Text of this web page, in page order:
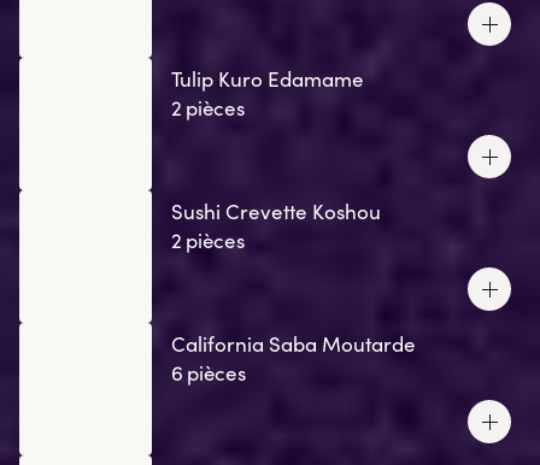
Tulip Kuro Edamame
2 pièces
Sushi Crevette Koshou
2 pièces
California Saba Moutarde
6 pièces